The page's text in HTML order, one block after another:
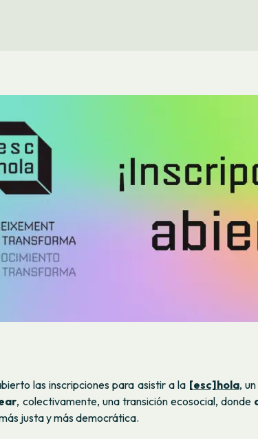
las inscripciones para asistir a la [esc]hola,
, colectivamente, una transición ecosocial, donde
justa y más democrática.